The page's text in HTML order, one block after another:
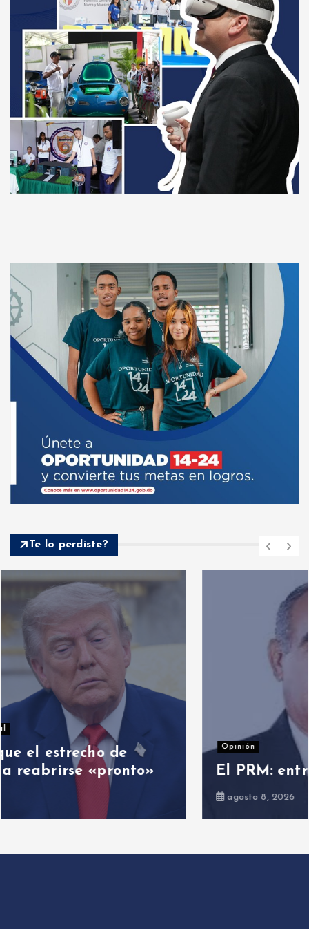
Te lo perdiste?
Opinión
El PRM: entre cambios y el cambio